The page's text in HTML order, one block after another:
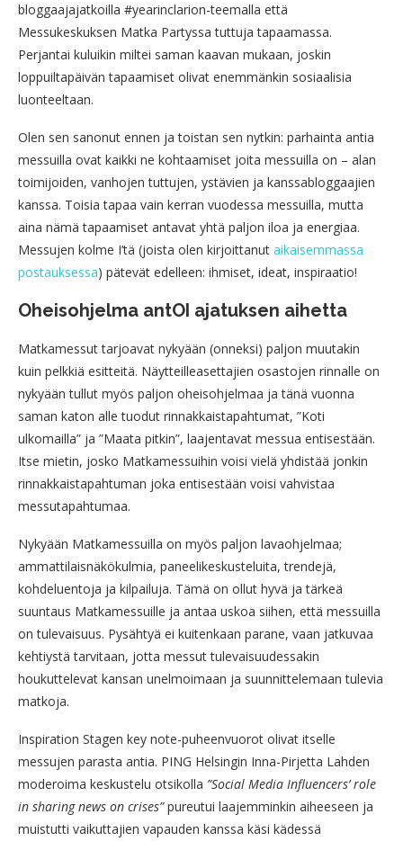
bloggaajajatkoilla #yearinclarion-teemalla että
Messukeskuksen Matka Partyssa tuttuja tapaamassa.
Perjantai kuluikin miltei saman kaavan mukaan, joskin
loppuiltapäivän tapaamiset olivat enemmänkin sosiaalisia
luonteeltaan.
Olen sen sanonut ennen ja toistan sen nytkin: parhainta antia
messuilla ovat kaikki ne kohtaamiset joita messuilla on – alan
toimijoiden, vanhojen tuttujen, ystävien ja kanssabloggaajien
kanssa. Toisia tapaa vain kerran vuodessa messuilla, mutta
aina nämä tapaamiset antavat yhtä paljon iloa ja energiaa.
Messujen kolme I’tä (joista olen kirjoittanut aikaisemmassa
postauksessa) pätevät edelleen: ihmiset, ideat, inspiraatio!
Oheisohjelma antOI ajatuksen aihetta
Matkamessut tarjoavat nykyään (onneksi) paljon muutakin
kuin pelkkiä esitteitä. Näytteilleasettajien osastojen rinnalle on
nykyään tullut myös paljon oheisohjelmaa ja tänä vuonna
saman katon alle tuodut rinnakkaistapahtumat, ”Koti
ulkomailla” ja ”Maata pitkin”, laajentavat messua entisestään.
Itse mietin, josko Matkamessuihin voisi vielä yhdistää jonkin
rinnakkaistapahtuman joka entisestään voisi vahvistaa
messutapahtumaa.
Nykyään Matkamessuilla on myös paljon lavaohjelmaa;
ammattilaisnäkökulmia, paneelikeskusteluita, trendejä,
kohdeluentoja ja kilpailuja. Tämä on ollut hyvä ja tärkeä
suuntaus Matkamessuille ja antaa uskoa siihen, että messuilla
on tulevaisuus. Pysähtyä ei kuitenkaan parane, vaan jatkuvaa
kehtiystä tarvitaan, jotta messut tulevaisuudessakin
houkuttelevat kansan unelmoimaan ja suunnittelemaan tulevia
matkoja.
Inspiration Stagen key note-puheenvuorot olivat itselle
messujen parasta antia. PING Helsingin Inna-Pirjetta Lahden
moderoima keskustelu otsikolla ”Social Media Influencers’ role
in sharing news on crises”pureutui laajemminkin aiheeseen ja
muistutti vaikuttajien vapauden kanssa käsi kädessä